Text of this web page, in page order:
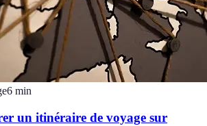
6 min
un itinéraire de voyage sur